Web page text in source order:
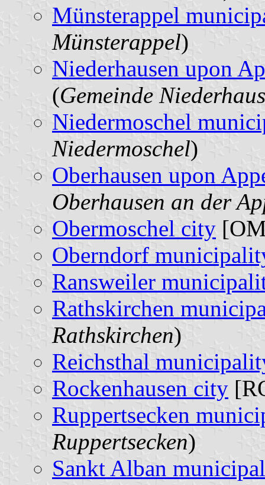
Münsterappel
Münsterappel)
Niederhausen upon
(Gemeinde
Niedermoschel
Niedermoschel)
Oberhausen upon
Oberhausen an der
Obermoschel city
Oberndorf
Ransweiler
Rathskirchen
Rathskirchen)
Reichsthal
Rockenhausen city
Ruppertsecken
Ruppertsecken)
Sankt Alban